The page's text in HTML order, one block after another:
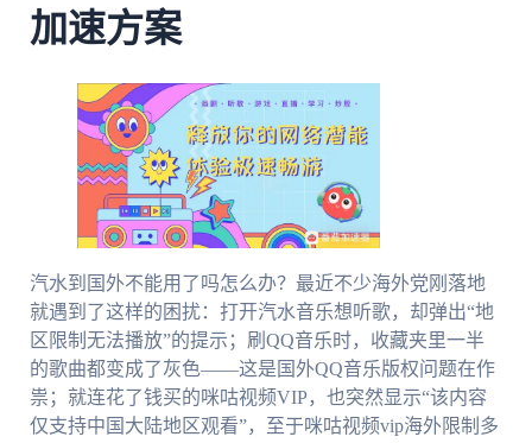
加速方案
汽水到国外不能用了吗怎么办？最近不少海外党刚落地
就遇到了这样的困扰：打开汽水音乐想听歌，却弹出“地
区限制无法播放”的提示；刷QQ音乐时，收藏夹里一半
的歌曲都变成了灰色——这是国外QQ音乐版权问题在作
祟；就连花了钱买的咪咕视频VIP，也突然显示“该内容
仅支持中国大陆地区观看”，至于咪咕视频vip海外限制多